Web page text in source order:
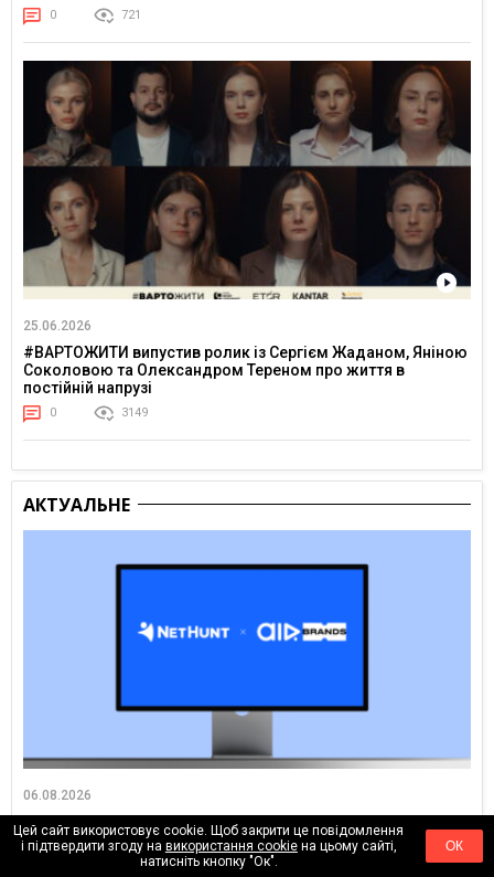
0 721
25.06.2026
#ВАРТОЖИТИ випустив ролик із Сергієм Жаданом, Яніною
Соколовою та Олександром Тереном про життя в
постійній напрузі
0 3149
АКТУАЛЬНЕ
06.08.2026
Як налаштувати процеси для агенції: досвід AIR Brands у
NetHunt CRM
214
Цей сайт використовує cookie. Щоб закрити це повідомлення
і підтвердити згоду на використання cookieна цьому сайті,
натисніть кнопку "Ок".
ОК